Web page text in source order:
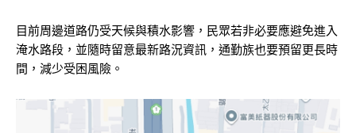
目前周邊道路仍受天候與積水影響，民眾若非必要應避免進入
淹水路段，並隨時留意最新路況資訊，通勤族也要預留更長時
間，減少受困風險。